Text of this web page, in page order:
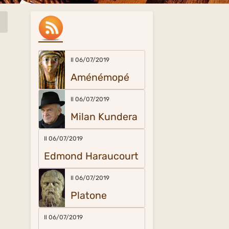
Il 06/07/2019
Aménémopé
Il 06/07/2019
Milan Kundera
Il 06/07/2019
Edmond Haraucourt
Il 06/07/2019
Platone
Il 06/07/2019